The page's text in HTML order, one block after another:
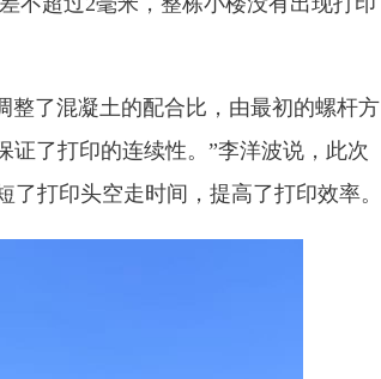
整了混凝土的配合比，由最初的螺杆方
了打印的连续性。”李洋波说，此次
打印头空走时间，提高了打印效率。